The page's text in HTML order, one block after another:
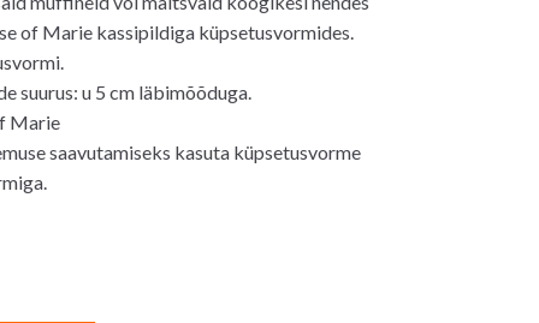
of Marie kassipildiga küpsetusvormides.
suurus: u 5 cm läbimõõduga.
Marie
saavutamiseks kasuta küpsetusvorme